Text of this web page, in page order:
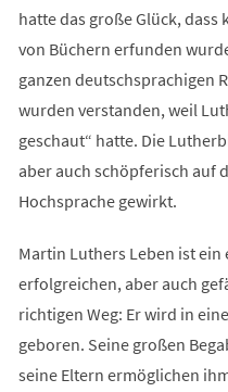
hatte das große Glück, dass
von Büchern erfunden
ganzen deutschsprachigen
wurden verstanden, weil
geschaut“ hatte. Die
aber auch schöpferisch auf
Hochsprache gewirkt.
Martin Luthers Leben ist
erfolgreichen, aber auch
richtigen Weg: Er wird in
geboren. Seine großen
seine Eltern ermöglichen